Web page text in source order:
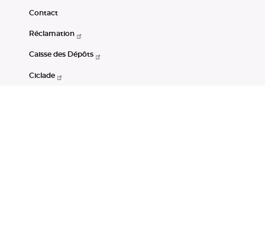
Contact
Réclamation
Caisse des Dépôts
Ciclade